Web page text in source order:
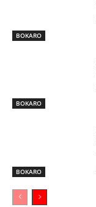
BOKARO
BOKARO
BOKARO